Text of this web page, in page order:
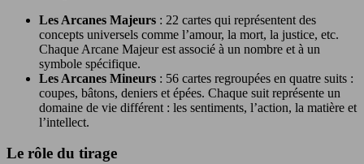
Les Arcanes Majeurs : 22 cartes qui représentent des
concepts universels comme l’amour, la mort, la justice, etc.
Chaque Arcane Majeur est associé à un nombre et à un
symbole spécifique.
Les Arcanes Mineurs : 56 cartes regroupées en quatre suits :
coupes, bâtons, deniers et épées. Chaque suit représente un
domaine de vie différent : les sentiments, l’action, la matière et
l’intellect.
Le rôle du tirage